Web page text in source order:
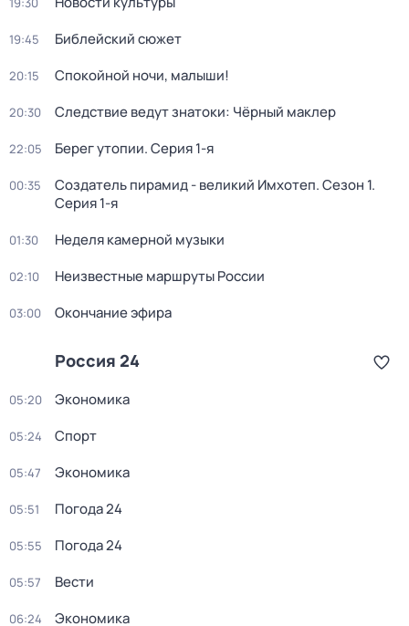
19:45 Библейский сюжет
20:15 Спокойной ночи, малыши!
20:30 Следствие ведут знатоки: Чёрный маклер
22:05 Берег утопии. Серия 1-я
00:35 Создатель пирамид - великий Имхотеп. Сезон 1.
Серия 1-я
01:30 Неделя камерной музыки
02:10 Неизвестные маршруты России
03:00 Окончание эфира
Россия 24
05:20 Экономика
05:24 Спорт
05:47 Экономика
05:51 Погода 24
05:55 Погода 24
05:57 Вести
06:24 Экономика